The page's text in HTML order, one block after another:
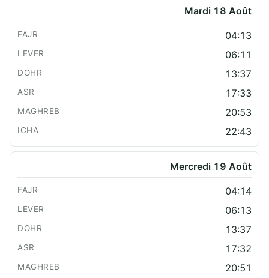
Mardi 18 Août
04:13
06:11
13:37
17:33
20:53
22:43
Mercredi 19 Août
04:14
06:13
13:37
17:32
20:51